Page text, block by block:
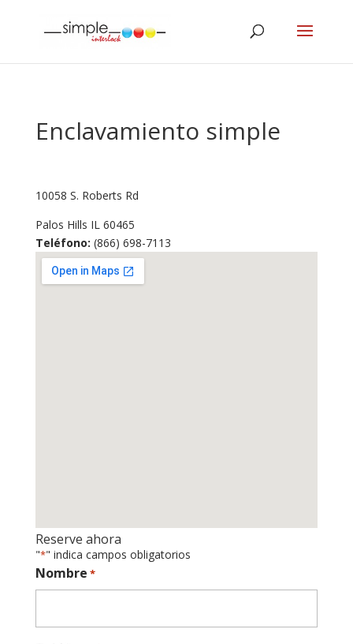
Enclavamiento simple
10058 S. Roberts Rd
Palos Hills IL 60465
Teléfono: (866) 698-7113
Reserve ahora
"*" indica campos obligatorios
Nombre *